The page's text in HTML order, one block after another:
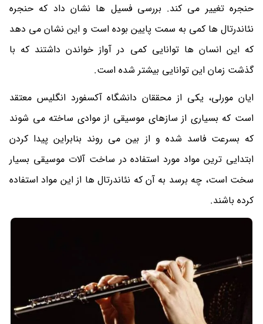
حنجره تغییر می کند. بررسی فسیل ها نشان داد که حنجره
نئاندرتال ها کمی به سمت پایین بوده است و این نشان می دهد
که این انسان ها توانایی کمی در آواز خواندن داشتند که با
گذشت زمان این توانایی بیشتر شده است.
ایان مورلی، یکی از محققان دانشگاه آکسفورد انگلیس معتقد
است که بسیاری از سازهای موسیقی از موادی ساخته می شوند
که بسرعت فاسد شده و از بین می روند بنابراین پیدا کردن
ابتدایی ترین مواد مورد استفاده در ساخت آلات موسیقی بسیار
سخت است، چه برسد به آن که نئاندرتال ها از این مواد استفاده
کرده باشند.